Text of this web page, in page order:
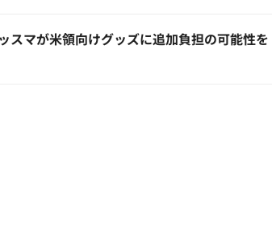
スマが米領向けグッズに追加負担の可能性を